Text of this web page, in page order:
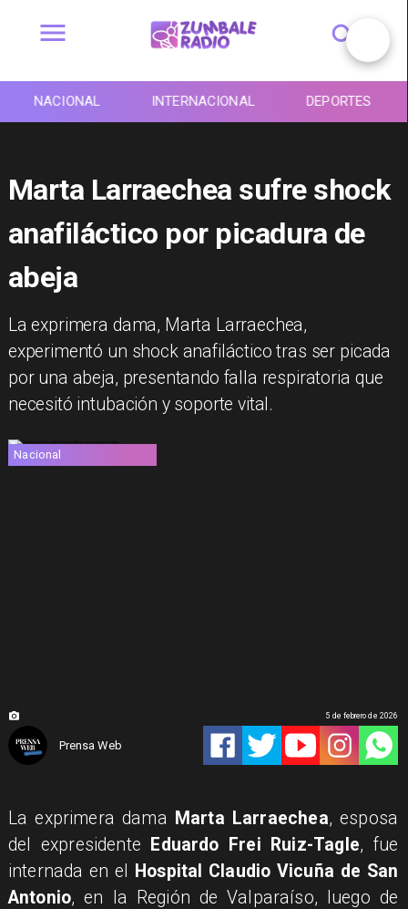
NACIONAL INTERNACIONAL DEPORTES
Marta Larraechea sufre shock
anafiláctico por picadura de
abeja
La exprimera dama, Marta Larraechea,
experimentó un shock anafiláctico tras ser picada
por una abeja, presentando falla respiratoria que
necesitó intubación y soporte vital.
Nacional
Prensa Web
5 de febrero de 2026
La exprimera dama Marta Larraechea, esposa
del expresidente
Eduardo Frei Ruiz-Tagle, fue
internada en el
Hospital Claudio Vicuña de San
Antonio, en la Región de Valparaíso, luego de